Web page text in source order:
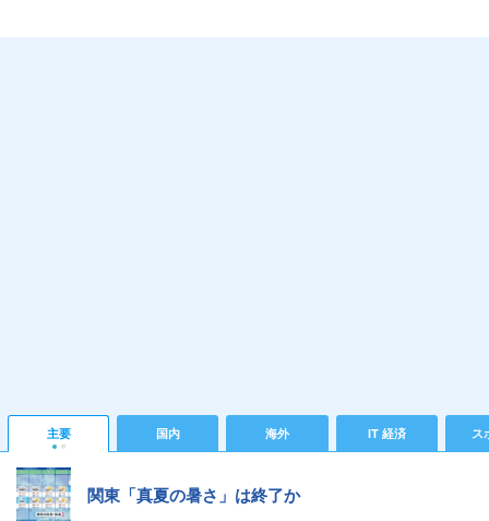
主要 国内 海外 IT 経済 ス
関東「真夏の暑さ」は終了か